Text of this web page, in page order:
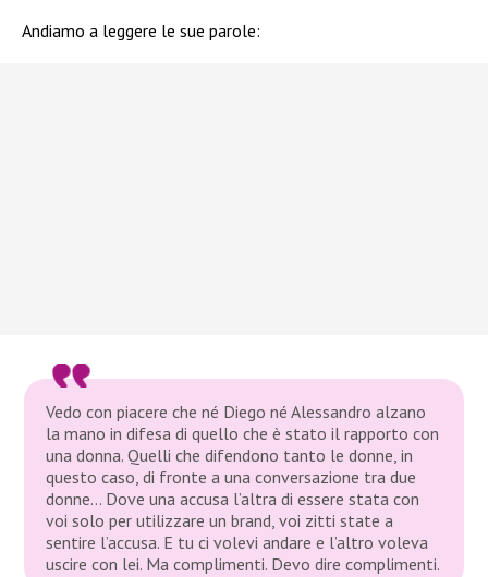
Andiamo a leggere le sue parole:
Vedo con piacere che né Diego né Alessandro alzano
la mano in difesa di quello che è stato il rapporto con
una donna. Quelli che difendono tanto le donne, in
questo caso, di fronte a una conversazione tra due
donne… Dove una accusa l’altra di essere stata con
voi solo per utilizzare un brand, voi zitti state a
sentire l’accusa. E tu ci volevi andare e l’altro voleva
uscire con lei. Ma complimenti. Devo dire complimenti.